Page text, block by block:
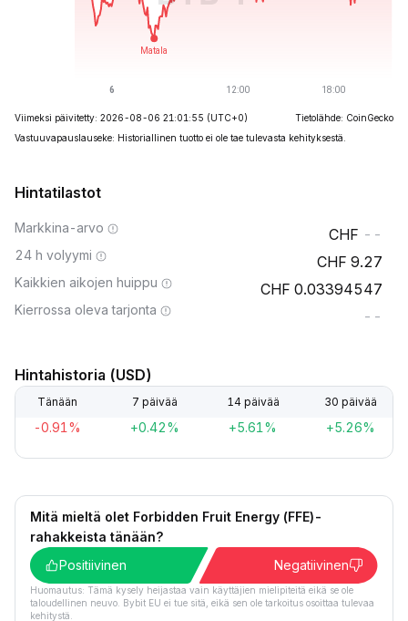
Viimeksi päivitetty: 2026-08-06 21:01:55 (UTC+0)
Tietolähde: CoinGecko
Vastuuvapauslauseke: Historiallinen tuotto ei ole tae tulevasta kehityksestä.
Hintatilastot
Markkina-arvo --
24 h volyymi 9.27
Kaikkien aikojen huippu 0.03394547
Kierrossa oleva tarjonta --
Hintahistoria (USD)
Tänään 7 päivää 14 päivää 30 päivää
-0.91% +0.42% +5.61% +5.26%
Mitä mieltä olet Forbidden Fruit Energy (FFE)-
rahakkeista tänään?
Positiivinen
Negatiivinen
Huomautus: Tämä kysely heijastaa vain käyttäjien mielipiteitä eikä se ole
taloudellinen neuvo. Bybit EU ei tue sitä, eikä sen ole tarkoitus osoittaa tulevaa
kehitystä.